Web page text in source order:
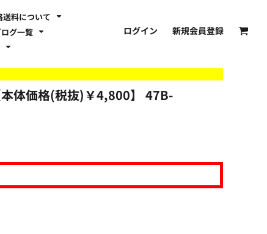
送料について
グ一覧
ログイン 新規会員登録
体価格(税抜)￥4,800】
47B-